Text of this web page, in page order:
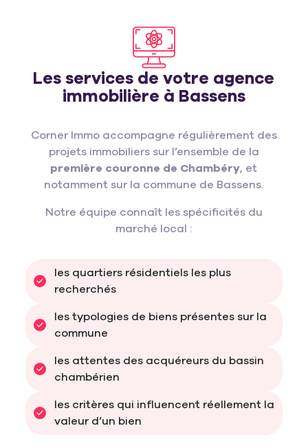
Les services de votre agence
immobilière à Bassens
Corner Immo accompagne régulièrement des
projets immobiliers sur l’ensemble de la
première couronne de Chambéry, et
notamment sur la commune de Bassens.
Notre équipe connaît les spécificités du
marché local :
les quartiers résidentiels les plus
recherchés
les typologies de biens présentes sur la
commune
les attentes des acquéreurs du bassin
chambérien
les critères qui influencent réellement la
valeur d’un bien